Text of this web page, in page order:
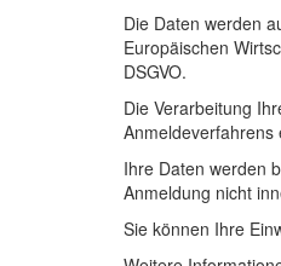
Die Daten werden
Europäischen
DSGVO.
Die Verarbeitung
Anmeldeverfahrens
Ihre Daten werden
Anmeldung nicht
Sie können Ihre